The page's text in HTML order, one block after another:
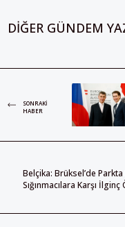
DIĞER GÜNDEM
SONRAKI
HABER
Belçika: Brüksel’de Parkta
Sığınmacılara Karşı İlginç